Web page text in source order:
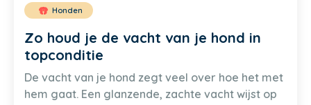
Honden
Zo houd je de vacht van je hond in
topconditie
De vacht van je hond zegt veel over hoe het met
hem gaat. Een glanzende, zachte vacht wijst op